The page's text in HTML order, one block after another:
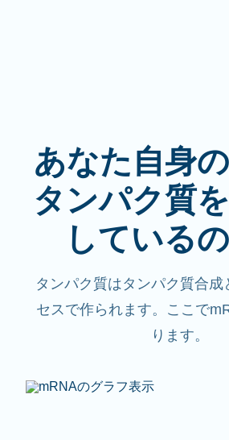
あなた自身
タンパク質
している
タンパク質はタンパク質合成
セスで作られます。ここで
ります。